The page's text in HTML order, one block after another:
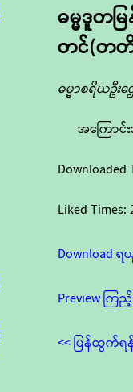
ဓမ္မဒူတ
တင်(တ
ဓမ္မာစရိယဦး
အကြောင်
Downloaded
Liked Times:
Download
Preview ကြ
<< ပြန်ထွက်ရ